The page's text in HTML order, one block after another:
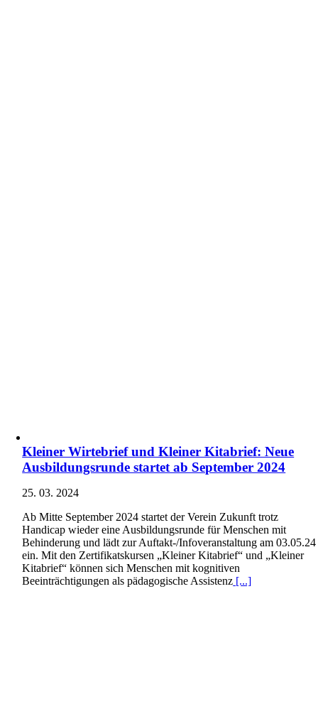
Kleiner Wirtebrief und Kleiner Kitabrief: Neue
Ausbildungsrunde startet ab September 2024
25. 03. 2024
Ab Mitte September 2024 startet der Verein Zukunft trotz
Handicap wieder eine Ausbildungsrunde für Menschen mit
Behinderung und lädt zur Auftakt-/Infoveranstaltung am 03.05.24
ein. Mit den Zertifikatskursen „Kleiner Kitabrief“ und „Kleiner
Kitabrief“ können sich Menschen mit kognitiven
Beeinträchtigungen als pädagogische Assistenz [...]